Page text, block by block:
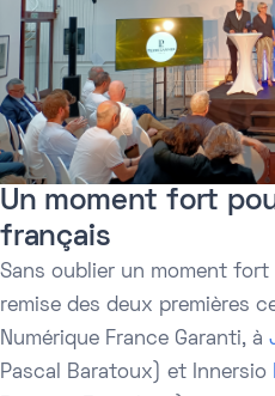
Un moment fort
français
Sans oublier un moment
remise des deux premières
Numérique France Garanti, à
Pascal Baratoux) et Innersio